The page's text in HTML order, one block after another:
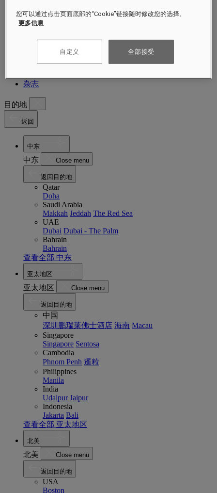
公寓
体验
重要时刻
莱佛士可持续发展
即将推出
杂志
目的地
返回
中东
中东 Close menu
返回目的地
Qatar
Doha
Saudi Arabia
Makkah Jeddah The Red Sea
UAE
Dubai Dubai - The Palm
Bahrain
Bahrain
查看全部 中东
亚太地区
亚太地区 Close menu
返回目的地
中国
深圳鹏瑞莱佛士酒店 海南 Macau
Singapore
Singapore Sentosa
Cambodia
Phnom Penh 暹粒
Philippines
Manila
India
Udaipur Jaipur
Indonesia
Jakarta Bali
查看全部 亚太地区
北美
北美 Close menu
返回目的地
USA
Boston
您可以通过点击页面底部的“Cookie”链接随时修改您的选择。
更多信息
自定义 全部接受